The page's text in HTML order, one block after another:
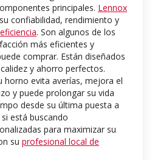
principales. Lennox
confiabilidad, rendimiento y
. Son algunos de los
más eficientes y
comprar. Están diseñados
y ahorro perfectos.
horno evita averías, mejora el
y puede prolongar su vida
desde su última puesta a
está buscando
para maximizar su
su profesional local de